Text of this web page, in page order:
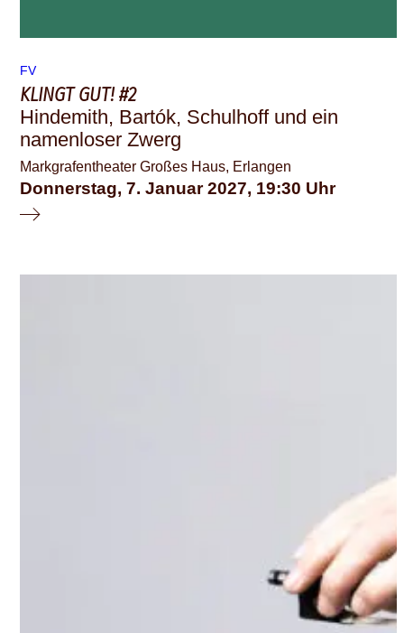
FV
KLINGT GUT! #2
Hindemith, Bartók, Schulhoff und ein
namenloser Zwerg
Markgrafentheater Großes Haus, Erlangen
Donnerstag, 7. Januar 2027 19:30